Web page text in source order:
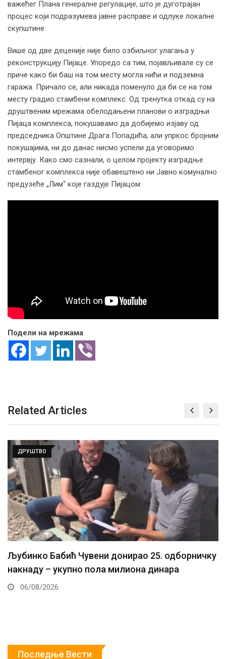
важећег Плана генералне регулације, што је дуготрајан
процес који подразумева јавне расправе и одлуке локалне
скупштине.
Више од две деценије није било озбиљног улагања у
реконструкцију Пијаце. Упоредо са тим, појављивале су се
приче како би баш на том месту могла нићи и подземна
гаража. Причало се, али никада поменуло да би се на том
месту градио стамбени комплекс. Од тренутка откад су на
друштвеним мрежама обелодањени планови о изградњи
Пијаца комплекса, покушавамо да добијемо изјаву од
председника Општине Драга Попадића, али упркос бројним
покушајима, ни до данас нисмо успели да уговоримо
интервју. Како смо сазнали, о целом пројекту изградње
стамбеног комплeкса није обавештено ни Јавно комунално
предузеће „Лим“ које газдује Пијацом.
Подели на мрежама
Related Articles
ДРУШТВО
Љубинко Бабић Чувени донирао 25. одборничку
накнаду – укупно пола милиона динара
06/08/2026
Последње Вести